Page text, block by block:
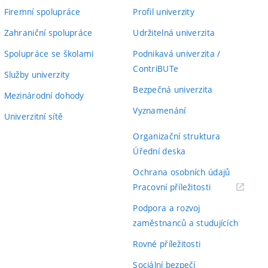
Firemní spolupráce
Zahraniční spolupráce
Spolupráce se školami
Služby univerzity
Mezinárodní dohody
Univerzitní sítě
Profil univerzity
Udržitelná univerzita
Podnikavá univerzita /
ContriBUTe
Bezpečná univerzita
Vyznamenání
Organizační struktura
Úřední deska
Ochrana osobních údajů
Pracovní příležitosti(externí
Podpora a rozvoj
zaměstnanců a studujících
Rovné příležitosti
Sociální bezpečí